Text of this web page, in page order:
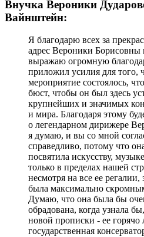
Внучка Вероники
Вайнштейн:
Я благодарю всех за
адрес Вероники Борисовны
выражаю огромную
приложил усилия для того,
мероприятие состоялось,
бюст, чтобы он был здесь
крупнейших и значимых
и мира. Благодаря этому
о легендарном дирижере
я думаю, и вы со мной
справедливо, потому что
посвятила искусству,
только в пределах нашей
несмотря на все ее
была максимально
Думаю, что она была бы
обрадована, когда узнала
новой прописки - ее
государственная